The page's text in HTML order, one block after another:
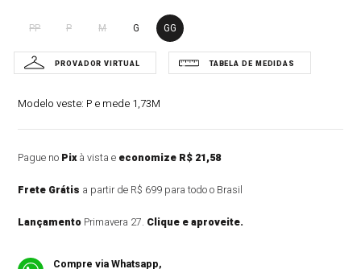
PP P M G GG
Modelo veste: P e mede 1,73M
Pague no Pixà vista e economize R$ 21,58
Frete Grátis a partir de R$ 699 para todo o Brasil
Lançamento Primavera 27. Clique e aproveite.
Compre via Whatsapp,